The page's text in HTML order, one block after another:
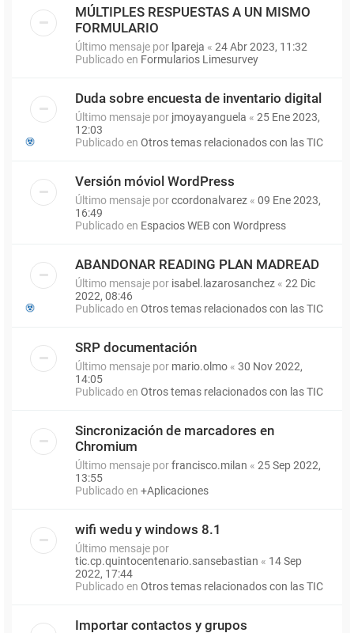
MÚLTIPLES RESPUESTAS A UN MISMO
FORMULARIO
Último mensaje por lpareja « 24 Abr 2023, 11:32
Publicado en Formularios Limesurvey
Duda sobre encuesta de inventario digital
Último mensaje por jmoyayanguela « 25 Ene 2023,
12:03
Publicado en Otros temas relacionados con las TIC
Versión móviol WordPress
Último mensaje porccordonalvarez « 09 Ene 2023,
16:49
Publicado en Espacios WEB con Wordpress
ABANDONAR READING PLAN MADREAD
Último mensaje por isabel.lazarosanchez « 22 Dic
2022, 08:46
Publicado en Otros temas relacionados con las TIC
SRP documentación
Último mensaje por mario.olmo « 30 Nov 2022,
14:05
Publicado en Otros temas relacionados con las TIC
Sincronización de marcadores en
Chromium
Último mensaje porfrancisco.milan « 25 Sep 2022,
13:55
Publicado en +Aplicaciones
wifi wedu y windows 8.1
Último mensaje por
tic.cp.quintocentenario.sansebastian « 14 Sep
2022, 17:44
Publicado en Otros temas relacionados con las TIC
Importar contactos y grupos